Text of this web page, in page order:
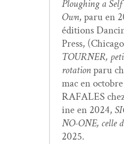
Plough­ing a Self
Own, paru en
édi­tions
Press,
TOURNER,
rota­tionparu
mac en
RAFALES
ine en 2024,
NO-ONE, celle
2025.